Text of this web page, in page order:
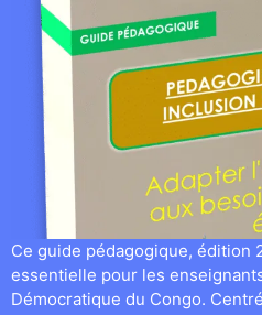
Ce guide pédagogique, édition
essentielle pour les
Démocratique du Congo.